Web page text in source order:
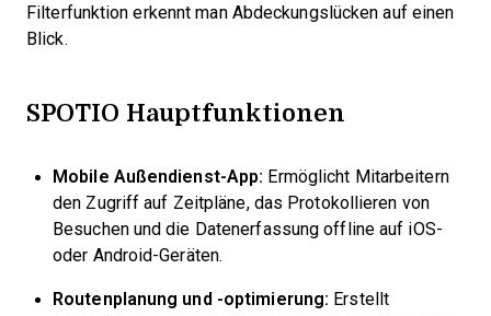
Filterfunktion erkennt man Abdeckungslücken auf einen
Blick.
SPOTIO Hauptfunktionen
Mobile Außendienst-App: Ermöglicht Mitarbeitern
den Zugriff auf Zeitpläne, das Protokollieren von
Besuchen und die Datenerfassung offline auf iOS-
oder Android-Geräten.
Routenplanung und -optimierung: Erstellt